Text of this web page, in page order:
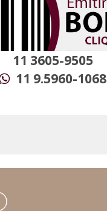
11 3605-9505
11 9.5960-1068